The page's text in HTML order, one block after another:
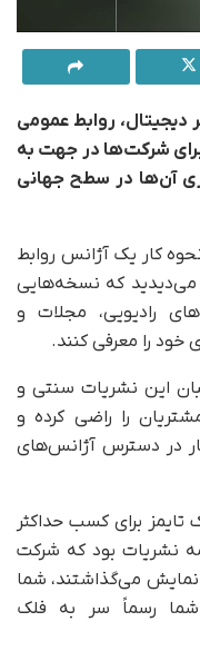
دیجیتال، روابط عمومی
شرکت‌ها در جهت به
آن‌ها در سطح جهانی
نحوه کار یک آژانس روابط
می‌دیدید که نسخه‌هایی
رادیویی، مجلات و
خود را معرفی کنند.
این نشریات سنتی و
را راضی کرده و
کار در دسترس آژانس‌های
برای کسب حداکثر
نشریات بود که شرکت
نمایش می‌گذاشتند، شما
شما رسماً سر به فلک